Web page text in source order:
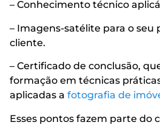
– Conhecimento técnico
– Imagens-satélite para o seu
cliente.
– Certificado de conclusão,
formação em técnicas
aplicadas a fotografia de
Esses pontos fazem parte do